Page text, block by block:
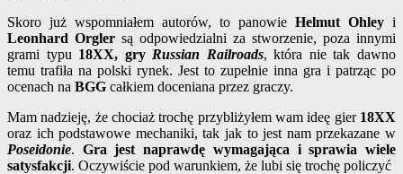
Skoro już wspomniałem autorów, to panowie Helmut Ohley i
Leonhard Orgler są odpowiedzialni za stworzenie, poza innymi
grami typu 18XX, gry Russian Railroads, która nie tak dawno
temu trafiła na polski rynek. Jest to zupełnie inna gra i patrząc po
ocenach na BGG całkiem doceniana przez graczy.
Mam nadzieję, że chociaż trochę przybliżyłem wam ideę gier 18XX
oraz ich podstawowe mechaniki, tak jak to jest nam przekazane w
Poseidonie. Gra jest naprawdę wymagająca i sprawia wiele
satysfakcji. Oczywiście pod warunkiem, że lubi się trochę policzyć